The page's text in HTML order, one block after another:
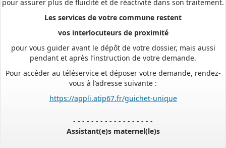
Les services de votre commune restent
vos interlocuteurs de proximité
pour vous guider avant le dépôt de votre dossier, mais aussi
pendant et après l’instruction de votre demande.
Pour accéder au téléservice et déposer votre demande, rendez-
vous à l’adresse suivante :
https://appli.atip67.fr/guichet-unique
Assistant(e)s maternel(le)s